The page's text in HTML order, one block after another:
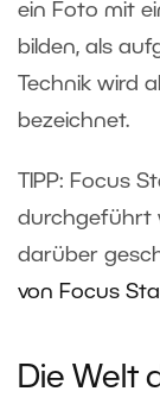
ein Foto mit
bilden, als
Technik wird
bezeichnet.
TIPP: Focus
durchgeführt
darüber
von Focus
Die Welt